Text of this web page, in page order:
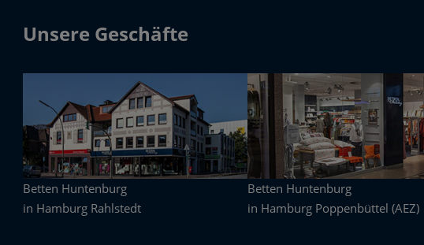
Unsere Geschäfte
Betten Huntenburg
in Hamburg Rahlstedt
Betten Huntenburg
in Hamburg Poppenbüttel (AEZ)